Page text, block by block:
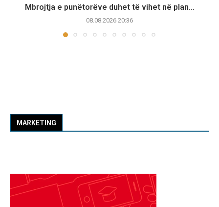
Mbrojtja e punëtorëve duhet të vihet në plan...
08.08.2026 20:36
MARKETING